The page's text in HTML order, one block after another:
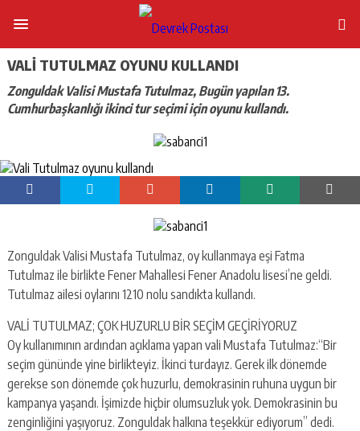
VALI TUTULMAZ OYUNU KULLANDI
Zonguldak Valisi Mustafa Tutulmaz, Bugün yapılan 13.
Cumhurbaşkanlığı ikinci tur seçimi için oyunu kullandı.
Zonguldak Valisi Mustafa Tutulmaz, oy kullanmaya eşi Fatma
Tutulmaz ile birlikte Fener Mahallesi Fener Anadolu lisesi’ne geldi.
Tutulmaz ailesi oylarını 1210 nolu sandıkta kullandı.
VALİ TUTULMAZ; ÇOK HUZURLU BİR SEÇİM GEÇİRİYORUZ
Oy kullanımının ardından açıklama yapan vali Mustafa Tutulmaz:“Bir
seçim gününde yine birlikteyiz. İkinci turdayız. Gerek ilk dönemde
gerekse son dönemde çok huzurlu, demokrasinin ruhuna uygun bir
kampanya yaşandı. İşimizde hiçbir olumsuzluk yok. Demokrasinin bu
zenginliğini yaşıyoruz. Zonguldak halkına teşekkür ediyorum” dedi.